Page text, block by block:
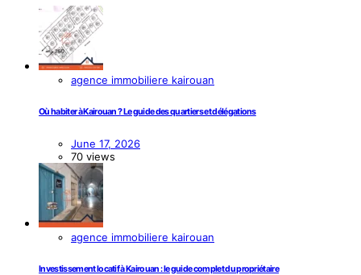
agence immobiliere kairouan
Où habiter à Kairouan ? Le guide des quartiers et délégations
June 17, 2026
70 views
agence immobiliere kairouan
Investissement locatif à Kairouan : le guide complet du propriétaire